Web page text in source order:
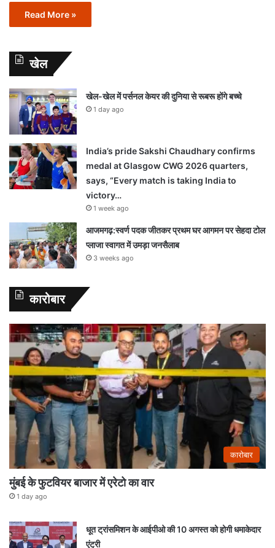
Read More »
खेल
खेल-खेल में पर्सनल केयर की दुनिया से रूबरू होंगे बच्चे
1 day ago
India’s pride Sakshi Chaudhary confirms
medal at Glasgow CWG 2026 quarters,
says, “Every match is taking India to
victory…
1 week ago
आजमगढ़:स्वर्ण पदक जीतकर प्रथम घर आगमन पर सेहदा टोल
प्लाजा स्वागत में उमड़ा जनसैलाब
3 weeks ago
कारोबार
कारोबार
मुंबई के फुटवियर बाजार में एरेटो का वार
1 day ago
धूत ट्रांसमिशन के आईपीओ की 10 अगस्त को होगी धमाकेदार
एंट्री